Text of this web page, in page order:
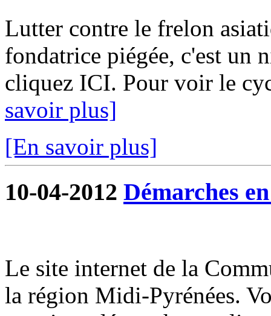
Lutter contre le frelon
fondatrice piégée, c'est un
cliquez ICI. Pour voir le
savoir plus]
[En savoir plus]
10-04-2012 Démarches
Le site internet de la
la région Midi-Pyrénées.